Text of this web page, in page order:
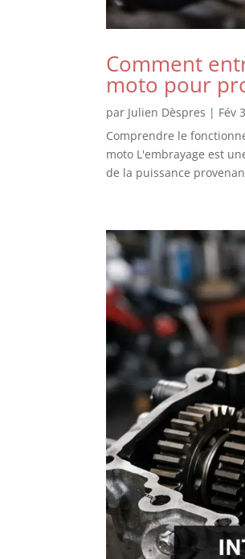
Comment
moto pour
par Julien Dèspres | Fév
Comprendre le
moto L'embrayage est
de la puissance